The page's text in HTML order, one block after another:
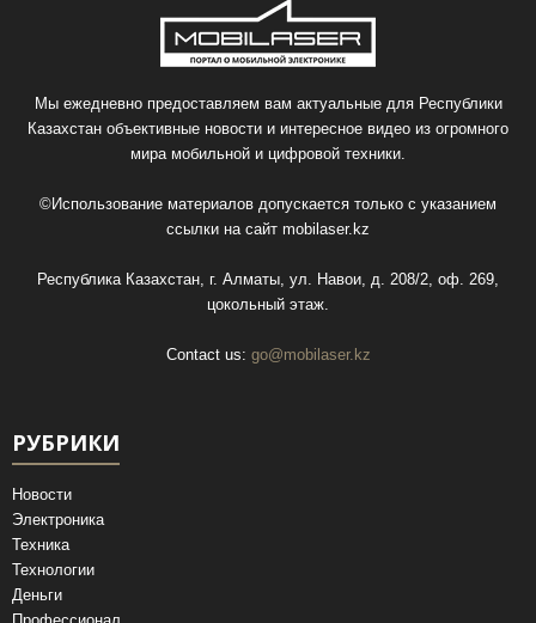
Мы ежедневно предоставляем вам актуальные для Республики
Казахстан объективные новости и интересное видео из огромного
мира мобильной и цифровой техники.
©Использование материалов допускается только с указанием
ссылки на сайт mobilaser.kz
Республика Казахстан, г. Алматы, ул. Навои, д. 208/2, оф. 269,
цокольный этаж.
Contact us: go@mobilaser.kz
РУБРИКИ
Новости
Электроника
Техника
Технологии
Деньги